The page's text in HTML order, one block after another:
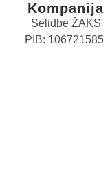
Kompanija
Selidbe ŽAKS
PIB: 106721585